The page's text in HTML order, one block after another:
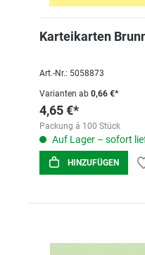
Karteikarten
Art.-Nr.: 5058873
Varianten ab 0,66 €*
4,65 €*
Packung á 100 Stück
Auf Lager – sofort
HINZUFÜGEN